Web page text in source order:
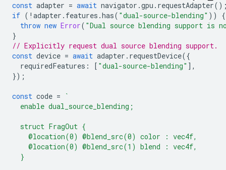
const adapter = await navigator .gpu . requestAdapter
if ( ! adapter . features .has( "dual-source-blending" ))
{
throw new Error( "Dual source blending support is
}
// Explicitly request dual source blending support.
const device = await adapter . requestDevice({
requiredFeatures : [ "dual-source-blending" ],
});
const code =
`
  enable dual_source_blending;
  struct FragOut {
    @location(0) @blend_src(0) color : vec4f,
    @location(0) @blend_src(1) blend : vec4f,
  }